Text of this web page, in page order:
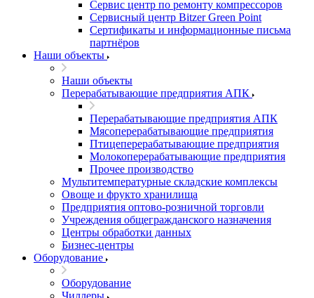
Сервис центр по ремонту компрессоров
Сервисный центр Bitzer Green Point
Сертификаты и информационные письма
партнёров
Наши объекты
Наши объекты
Перерабатывающие предприятия АПК
Перерабатывающие предприятия АПК
Мясоперерабатывающие предприятия
Птицеперерабатывающие предприятия
Молокоперерабатывающие предприятия
Прочее производство
Мультитемпературные складские комплексы
Овоще и фрукто хранилища
Предприятия оптово-розничной торговли
Учреждения общегражданского назначения
Центры обработки данных
Бизнес-центры
Оборудование
Оборудование
Чиллеры